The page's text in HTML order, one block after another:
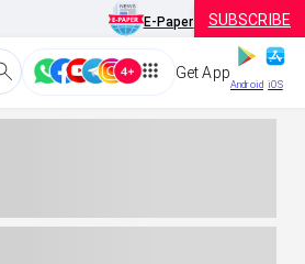
E-Paper SUBSCRIBE
Get App
Android iOS